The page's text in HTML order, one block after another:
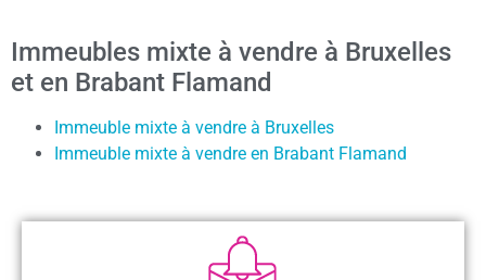
Immeubles mixte à vendre à Bruxelles
et en Brabant Flamand
Immeuble mixte à vendre à Bruxelles
Immeuble mixte à vendre en Brabant Flamand